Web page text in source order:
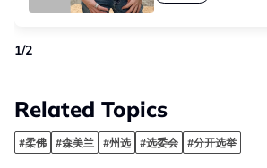
1/2
Related Topics
#柔佛 #森美兰 #州选 #选委会 #分开选举